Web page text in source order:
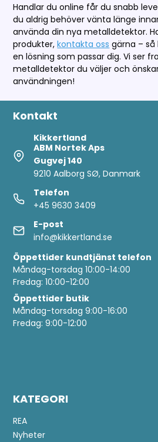
Handlar du online får du snabb
du aldrig behöver vänta länge
använda din nya metalldetektor.
produkter,kontakta oss gärna –
en lösning som passar dig. Vi ser
metalldetektor du väljer och
användningen!
Kontakt
Kikkertland
ABM Nortek Aps
Gugvej 140
9210 Aalborg SØ, Danmark
Telefon
+45 9630 3409
E-post
info@kikkertland.se
Öppettider kundtjänst telefon
Måndag-torsdag 10:00-14:00
Fredag: 10:00-12:00
Öppettider butik
Måndag-torsdag 9:00-16:00
Fredag: 9:00-12:00
KATEGORI
REA
Nyheter